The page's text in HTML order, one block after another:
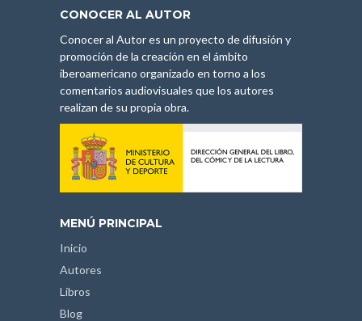
CONOCER AL AUTOR
Conocer al Autor es un proyecto de difusión y
promoción de la creación en el ámbito
iberoamericano organizado en torno a los
comentarios audiovisuales que los autores
realizan de su propia obra.
MENÚ PRINCIPAL
Inicio
Autores
Libros
Blog